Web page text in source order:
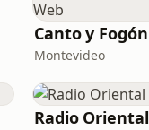
Montevideo
Radio Oriental